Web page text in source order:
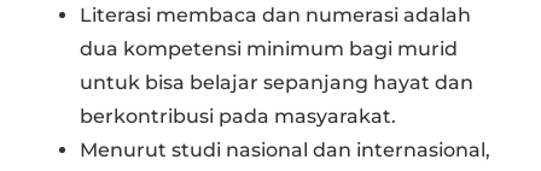
Literasi membaca dan numerasi adalah
dua kompetensi minimum bagi murid
untuk bisa belajar sepanjang hayat dan
berkontribusi pada masyarakat.
Menurut studi nasional dan internasional,